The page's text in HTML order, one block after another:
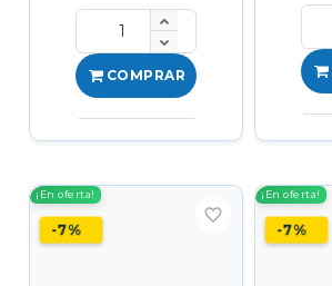
COMPRAR
¡En oferta!
-7%
favorite_border
¡En oferta!
-7%